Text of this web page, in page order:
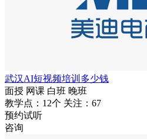
武汉AI短视频培训多少钱
面授 网课 白班 晚班
教学点：12个 关注：67
预约试听
咨询